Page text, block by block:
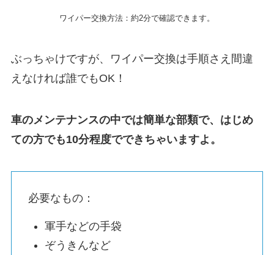
ワイパー交換方法：約2分で確認できます。
ぶっちゃけですが、ワイパー交換は手順さえ間違
えなければ誰でもOK！
車のメンテナンスの中では簡単な部類で、はじめ
ての方でも10分程度でできちゃいますよ。
必要なもの：
軍手などの手袋
ぞうきんなど